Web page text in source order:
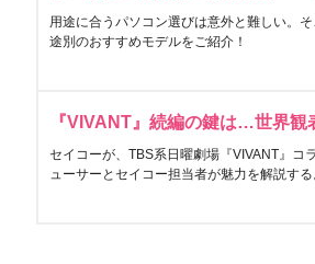
用途に合うパソコン選びは意外と難しい。
途別のおすすめモデルをご紹介！
『VIVANT』続編の鍵は…世界観
セイコーが、TBS系日曜劇場『VIVANT』コ
ューサーとセイコー担当者が魅力を解説する